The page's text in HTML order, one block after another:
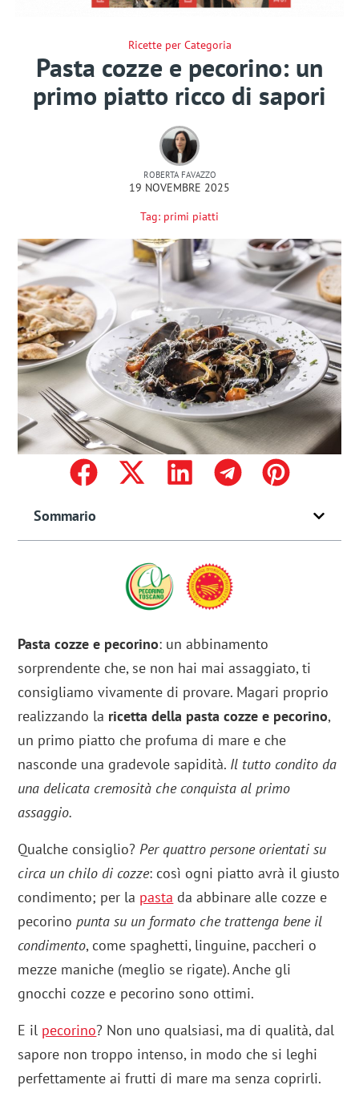
Ricette per Categoria
Pasta cozze e pecorino: un
primo piatto ricco di sapori
ROBERTA FAVAZZO
19 NOVEMBRE 2025
Tag: primi piatti
Sommario
Pasta cozze e pecorino: un abbinamento
sorprendente che, se non hai mai assaggiato, ti
consigliamo vivamente di provare. Magari proprio
realizzando la ricetta della pasta cozze e pecorino,
un primo piatto che profuma di mare e che
nasconde una gradevole sapidità. Il tutto condito da
una delicata cremosità che conquista al primo
assaggio.
Qualche consiglio?Per quattro persone orientati su
circa un chilo di cozze: così ogni piatto avrà il giusto
condimento; per la pasta da abbinare alle cozze e
pecorinopunta su un formato che trattenga bene il
condimento, come spaghetti, linguine, paccheri o
mezze maniche (meglio se rigate). Anche gli
gnocchi cozze e pecorino sono ottimi.
E il pecorino? Non uno qualsiasi, ma di qualità, dal
sapore non troppo intenso, in modo che si leghi
perfettamente ai frutti di mare ma senza coprirli.